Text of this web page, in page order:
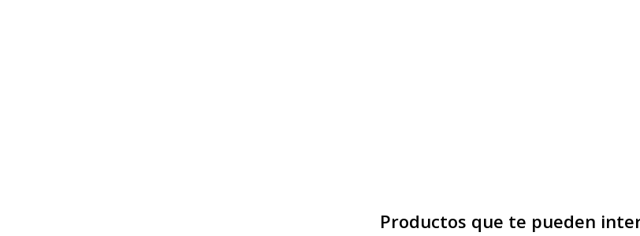
Productos que te pueden